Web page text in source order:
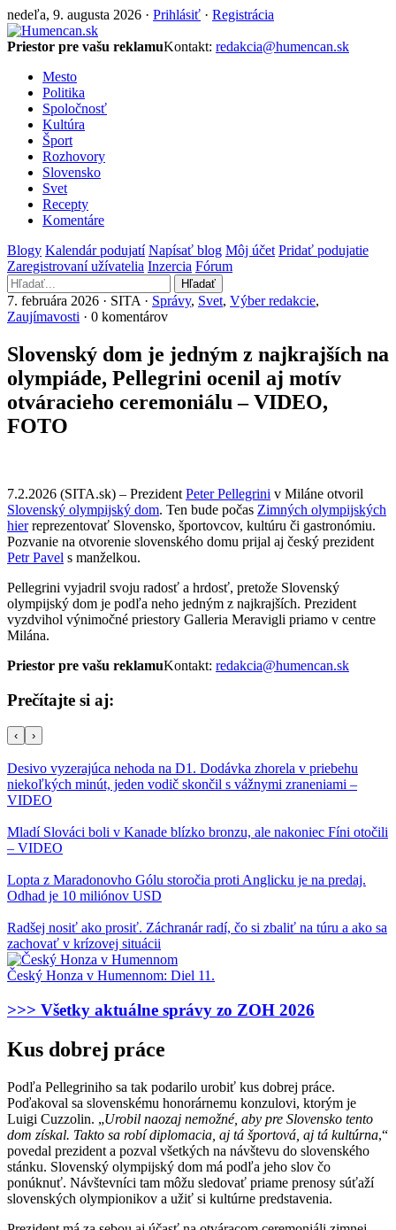
nedeľa, 9. augusta 2026 · Prihlásiť · Registrácia
Priestor pre vašu reklamuKontakt: redakcia@humencan.sk
Mesto
Politika
Spoločnosť
Kultúra
Šport
Rozhovory
Slovensko
Svet
Recepty
Komentáre
Blogy Kalendár podujatí Napísať blog Môj účet Pridať podujatie
Zaregistrovaní užívatelia Inzercia Fórum
Hľadať
7. februára 2026 · SITA · Správy, Svet, Výber redakcie,
Zaujímavosti · 0 komentárov
Slovenský dom je jedným z najkrajších na
olympiáde, Pellegrini ocenil aj motív
otváracieho ceremoniálu – VIDEO,
FOTO
7.2.2026 (SITA.sk) – Prezident Peter Pellegrini v Miláne otvoril
Slovenský olympijský dom. Ten bude počas Zimných olympijských
hierreprezentovať Slovensko, športovcov, kultúru či gastronómiu.
Pozvanie na otvorenie slovenského domu prijal aj český prezident
Petr Pavel s manželkou.
Pellegrini vyjadril svoju radosť a hrdosť, pretože Slovenský
olympijský dom je podľa neho jedným z najkrajších. Prezident
vyzdvihol výnimočné priestory Galleria Meravigli priamo v centre
Milána.
Priestor pre vašu reklamuKontakt: redakcia@humencan.sk
Prečítajte si aj:
‹ ›
Desivo vyzerajúca nehoda na D1. Dodávka zhorela v priebehu
niekoľkých minút, jeden vodič skončil s vážnymi zraneniami –
VIDEO
Mladí Slováci boli v Kanade blízko bronzu, ale nakoniec Fíni otočili
– VIDEO
Lopta z Maradonovho Gólu storočia proti Anglicku je na predaj.
Odhad je 10 miliónov USD
Radšej nosiť ako prosiť. Záchranár radí, čo si zbaliť na túru a ako sa
zachovať v krízovej situácii
Český Honza v Humennom: Diel 11.
>>> Všetky aktuálne správy zo ZOH 2026
Kus dobrej práce
Podľa Pellegriniho sa tak podarilo urobiť kus dobrej práce.
Poďakoval sa slovenskému honorárnemu konzulovi, ktorým je
Luigi Cuzzolin. „Urobil naozaj nemožné, aby pre Slovensko tento
dom získal. Takto sa robí diplomacia, aj tá športová, aj tá kultúrna,“
povedal prezident a pozval všetkých na návštevu do slovenského
stánku. Slovenský olympijský dom má podľa jeho slov čo
ponúknuť. Návštevníci tam môžu sledovať priame prenosy súťaží
slovenských olympionikov a užiť si kultúrne predstavenia.